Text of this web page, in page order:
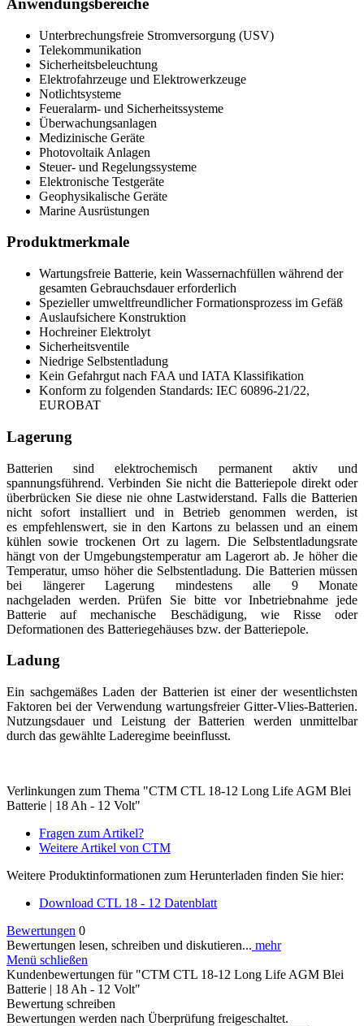
Anwendungsbereiche
Unterbrechungsfreie Stromversorgung (USV)
Telekommunikation
Sicherheitsbeleuchtung
Elektrofahrzeuge und Elektrowerkzeuge
Notlichtsysteme
Feueralarm- und Sicherheitssysteme
Überwachungsanlagen
Medizinische Geräte
Photovoltaik Anlagen
Steuer- und Regelungssysteme
Elektronische Testgeräte
Geophysikalische Geräte
Marine Ausrüstungen
Produktmerkmale
Wartungsfreie Batterie, kein Wassernachfüllen während der
gesamten Gebrauchsdauer erforderlich
Spezieller umweltfreundlicher Formationsprozess im Gefäß
Auslaufsichere Konstruktion
Hochreiner Elektrolyt
Sicherheitsventile
Niedrige Selbstentladung
Kein Gefahrgut nach FAA und IATA Klassifikation
Konform zu folgenden Standards: IEC 60896‐21/22,
EUROBAT
Lagerung
Batterien sind elektrochemisch permanent aktiv und
spannungsführend. Verbinden Sie nicht die Batteriepole direkt oder
überbrücken Sie diese nie ohne Lastwiderstand. Falls die Batterien
nicht sofort installiert und in Betrieb genommen werden, ist
es empfehlenswert, sie in den Kartons zu belassen und an einem
kühlen sowie trockenen Ort zu lagern. Die Selbstentladungsrate
hängt von der Umgebungstemperatur am Lagerort ab. Je höher die
Temperatur, umso höher die Selbstentladung. Die Batterien müssen
bei längerer Lagerung mindestens alle 9 Monate
nachgeladen werden. Prüfen Sie bitte vor Inbetriebnahme jede
Batterie auf mechanische Beschädigung, wie Risse oder
Deformationen des Batteriegehäuses bzw. der Batteriepole.
Ladung
Ein sachgemäßes Laden der Batterien ist einer der wesentlichsten
Faktoren bei der Verwendung wartungsfreier Gitter-Vlies-Batterien.
Nutzungsdauer und Leistung der Batterien werden unmittelbar
durch das gewählte Laderegime beeinflusst.
Verlinkungen zum Thema "CTM CTL 18-12 Long Life AGM Blei
Batterie | 18 Ah - 12 Volt"
Fragen zum Artikel?
Weitere Artikel von CTM
Weitere Produktinformationen zum Herunterladen finden Sie hier:
Download CTL 18 - 12 Datenblatt
Bewertungen 0
Bewertungen lesen, schreiben und diskutieren... mehr
Menü schließen
Kundenbewertungen für "CTM CTL 18-12 Long Life AGM Blei
Batterie | 18 Ah - 12 Volt"
Bewertung schreiben
Bewertungen werden nach Überprüfung freigeschaltet.